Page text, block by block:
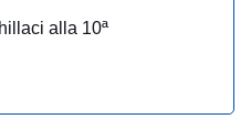
alla 10ª